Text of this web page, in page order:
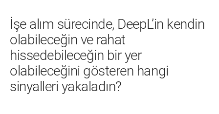
İşe alım sürecinde, DeepL’in kendin
olabileceğin ve rahat
hissedebileceğin bir yer
olabileceğini gösteren hangi
sinyalleri yakaladın?